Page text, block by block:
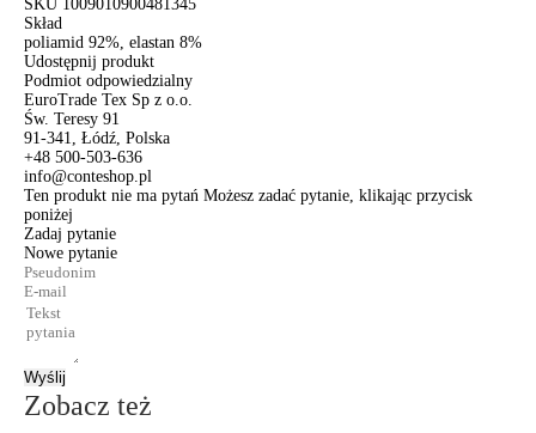
SKU 1009010900481345
Skład
poliamid 92%, elastan 8%
Udostępnij produkt
Podmiot odpowiedzialny
EuroTrade Tex Sp z o.o.
Św. Teresy 91
91-341, Łódź, Polska
+48 500-503-636
info@conteshop.pl
Ten produkt nie ma pytań Możesz zadać pytanie, klikając przycisk
poniżej
Zadaj pytanie
Nowe pytanie
Wyślij
Zobacz też